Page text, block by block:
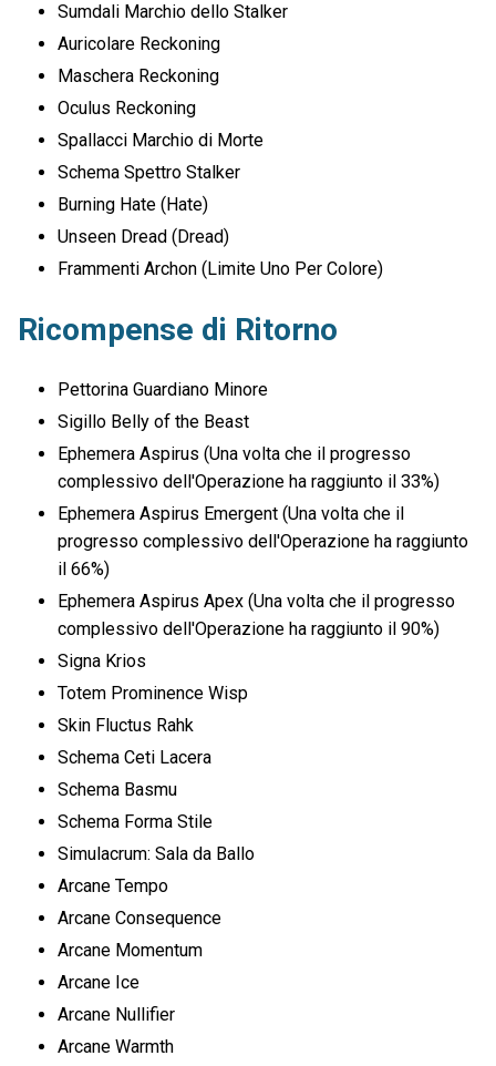
Sumdali Marchio dello Stalker
Auricolare Reckoning
Maschera Reckoning
Oculus Reckoning
Spallacci Marchio di Morte
Schema Spettro Stalker
Burning Hate (Hate)
Unseen Dread (Dread)
Frammenti Archon (Limite Uno Per Colore)
Ricompense di Ritorno
Pettorina Guardiano Minore
Sigillo Belly of the Beast
Ephemera Aspirus (Una volta che il progresso
complessivo dell'Operazione ha raggiunto il 33%)
Ephemera Aspirus Emergent (Una volta che il
progresso complessivo dell'Operazione ha raggiunto
il 66%)
Ephemera Aspirus Apex (Una volta che il progresso
complessivo dell'Operazione ha raggiunto il 90%)
Signa Krios
Totem Prominence Wisp
Skin Fluctus Rahk
Schema Ceti Lacera
Schema Basmu
Schema Forma Stile
Simulacrum: Sala da Ballo
Arcane Tempo
Arcane Consequence
Arcane Momentum
Arcane Ice
Arcane Nullifier
Arcane Warmth